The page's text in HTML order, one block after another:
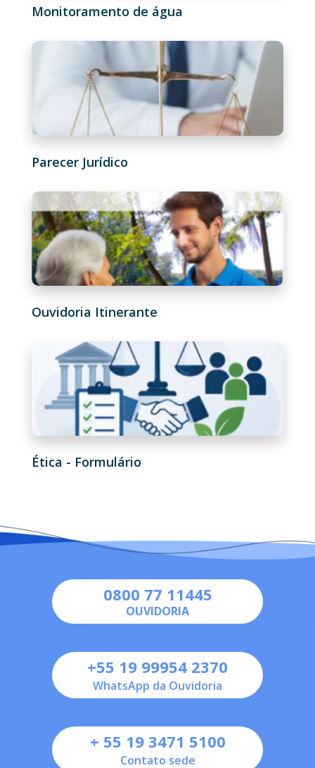
Monitoramento de água
Parecer Jurídico
Ouvidoria Itinerante
Ética - Formulário
0800 77 11445
OUVIDORIA
+55 19 99954 2370
WhatsApp da Ouvidoria
+ 55 19 3471 5100
Contato sede